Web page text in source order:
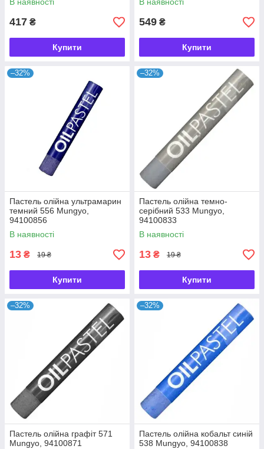
417 ₴
Купити
549 ₴
Купити
–32%
Пастель олійна ультрамарин
темний 556 Mungyo,
94100856
В наявності
13 ₴ 19 ₴
Купити
–32%
Пастель олійна темно-
серібний 533 Mungyo,
94100833
В наявності
13 ₴ 19 ₴
Купити
–32%
Пастель олійна графіт 571
Mungyo, 94100871
–32%
Пастель олійна кобальт синій
538 Mungyo, 94100838